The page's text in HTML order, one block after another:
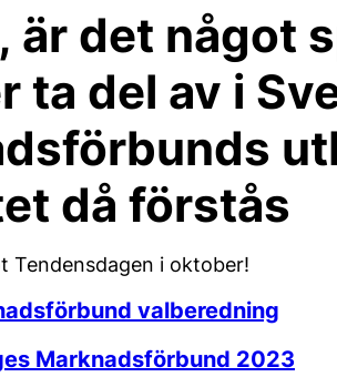
är det något
ta del av i
då förstås
Tendensdagen i oktober!
valberedning
Marknadsförbund 2023